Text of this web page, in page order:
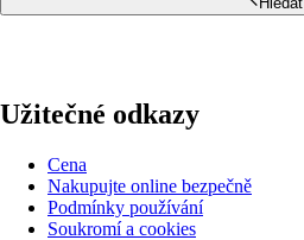
Užitečné odkazy
Cena
Nakupujte online bezpečně
Podmínky používání
Soukromí a cookies